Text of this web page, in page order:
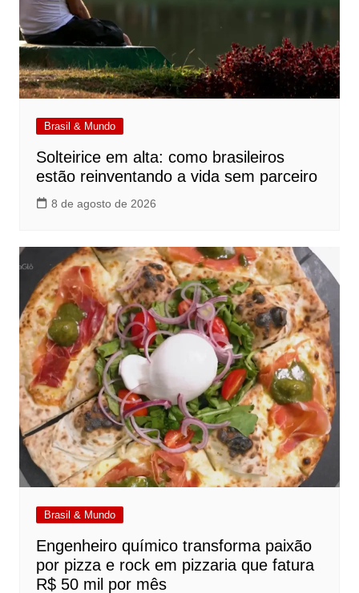
Brasil & Mundo
Solteirice em alta: como brasileiros
estão reinventando a vida sem parceiro
8 de agosto de 2026
Brasil & Mundo
Engenheiro químico transforma paixão
por pizza e rock em pizzaria que fatura
R$ 50 mil por mês